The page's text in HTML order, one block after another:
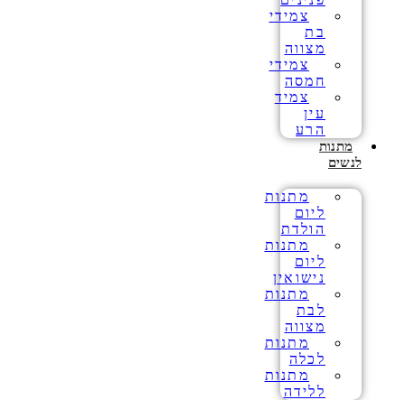
צמידי
בת
מצווה
צמידי
חמסה
צמיד
עין
הרע
מתנות
לנשים
מתנות
ליום
הולדת
מתנות
ליום
נישואין
מתנות
לבת
מצווה
מתנות
לכלה
מתנות
ללידה